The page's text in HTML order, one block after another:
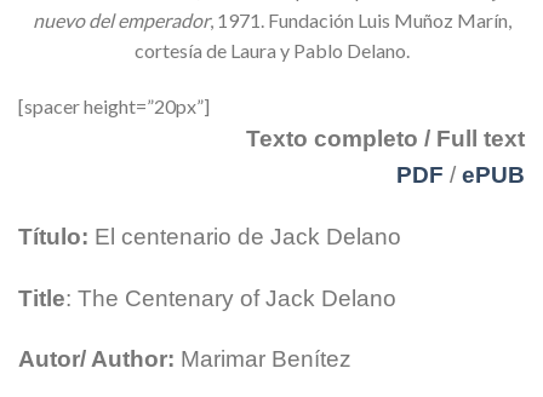
nuevo del emperador, 1971. Fundación Luis Muñoz Marín,
cortesía de Laura y Pablo Delano.
[spacer height=”20px”]
Texto completo / Full text
PDF / ePUB
Título: El centenario de Jack Delano
Title: The Centenary of Jack Delano
Autor/ Author: Marimar Benítez